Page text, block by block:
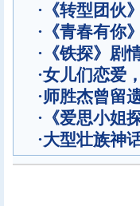
· 《转型团伙
· 《青春有你
· 《铁探》剧
·女儿们恋爱
·师胜杰曾留
· 《爱思小姐
·大型壮族神